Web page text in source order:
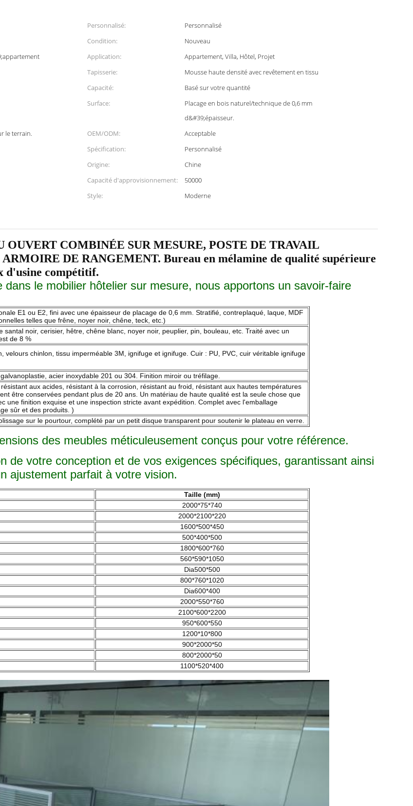
Personnalisé:
Personnalisé
Condition:
Nouveau
Application:
Appartement, Villa, Hôtel, Projet
Tapisserie:
Mousse haute densité avec revêtement en tissu
Capacité:
Basé sur votre quantité
Surface:
Placage en bois naturel/technique de 0,6 mm
d&#39;épaisseur.
le terrain. OEM/ODM:
Acceptable
Spécification:
Personnalisé
Origine:
Chine
Capacité d'approvisionnement:
50000
Style:
Moderne
OUVERT COMBINÉE SUR MESURE, POSTE DE TRAVAIL
DE RANGEMENT. Bureau en mélamine de qualité supérieure
d'usine compétitif.
dans le mobilier hôtelier sur mesure, nous apportons un savoir-faire
E1 ou E2, fini avec une épaisseur de placage de 0,6 mm. Stratifié, contreplaqué, laque, MDF
telles que frêne, noyer noir, chêne, teck, etc.)
noir, cerisier, hêtre, chêne blanc, noyer noir, peuplier, pin, bouleau, etc. Traité avec un
de 8 %
velours chinlon, tissu imperméable 3M, ignifuge et ignifuge. Cuir : PU, PVC, cuir véritable ignifuge
acier inoxydable 201 ou 304. Finition miroir ou tréfilage.
aux acides, résistant à la corrosion, résistant au froid, résistant aux hautes températures
être conservées pendant plus de 20 ans. Un matériau de haute qualité est la seule chose que
une finition exquise et une inspection stricte avant expédition. Complet avec l'emballage
sûr et des produits. )
sur le pourtour, complété par un petit disque transparent pour soutenir le plateau en verre.
des meubles méticuleusement conçus pour votre référence.
de votre conception et de vos exigences spécifiques, garantissant ainsi
ajustement parfait à votre vision.
Taille (mm)
2000*75*740
2000*2100*220
1600*500*450
500*400*500
1800*600*760
560*590*1050
Dia500*500
800*760*1020
Dia600*400
2000*550*760
2100*600*2200
950*600*550
1200*10*800
900*2000*50
800*2000*50
1100*520*400